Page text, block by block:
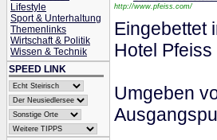
Lifestyle
Sport & Unterhaltung
Themenlinks
Wirtschaft & Politik
Wissen & Technik
SPEED LINK
http://www.pfeiss.com/
Eingebettet
Hotel
Umgeben